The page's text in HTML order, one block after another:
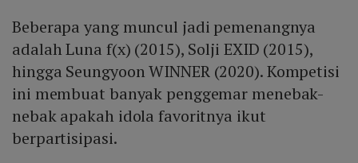
Beberapa yang muncul jadi pemenangnya
adalah Luna f(x) (2015), Solji EXID (2015),
hingga Seungyoon WINNER (2020). Kompetisi
ini membuat banyak penggemar menebak-
nebak apakah idola favoritnya ikut
berpartisipasi.